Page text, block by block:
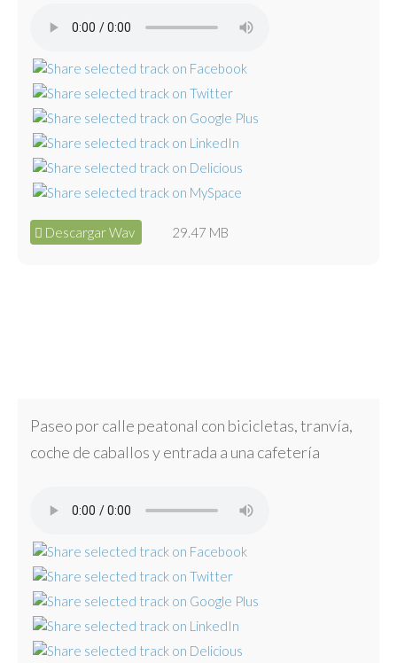
Descargar Wav 29.47 MB
Paseo por calle peatonal con bicicletas, tranvía,
coche de caballos y entrada a una cafetería